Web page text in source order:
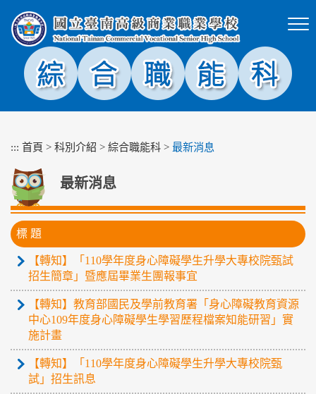
塊
::: 首頁 > 科別介紹 > 綜合職能科 > 最新消息
最新消息
標 題
【轉知】「110學年度身心障礙學生升學大專校院甄試
招生簡章」暨應屆畢業生團報事宜
【轉知】教育部國民及學前教育署「身心障礙教育資源
中心109年度身心障礙學生學習歷程檔案知能研習」實
施計畫
【轉知】「110學年度身心障礙學生升學大專校院甄
試」招生訊息